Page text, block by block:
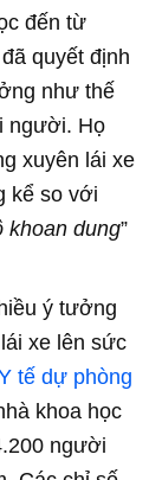
đến từ
quyết định
như thế
người. Họ
xuyên lái xe
kể so với
khoan dung”
ý tưởng
xe lên sức
tế dự phòng
khoa học
người